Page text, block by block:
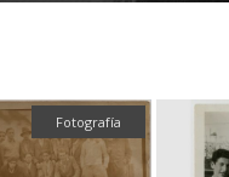
Fotografía